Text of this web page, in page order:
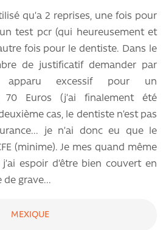
qu’a 2 reprises, une fois pour
test pcr (qui heureusement et
fois pour le dentiste. Dans le
de justificatif demander par
apparu excessif pour un
70 Euros (j’ai finalement été
cas, le dentiste n’est pas
je n’ai donc eu que le
(minime). Je mes quand même
espoir d’être bien couvert en
de grave...
MEXIQUE